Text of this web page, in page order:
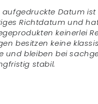
aufgedruckte Datum ist
Richtdatum und
keinerlei
besitzen keine
und bleiben bei
stabil.